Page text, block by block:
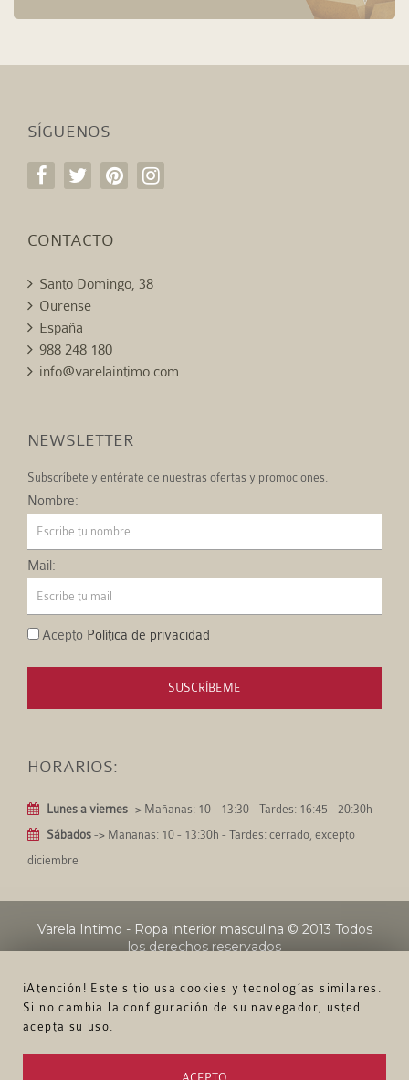
¡Atención! Este sitio usa cookies y tecnologías similares.
Si no cambia la configuración de su navegador, usted
acepta su uso.
SÍGUENOS
CONTACTO
Santo Domingo, 38
Ourense
España
988 248 180
info@varelaintimo.com
NEWSLETTER
Subscríbete y entérate de nuestras ofertas y promociones.
Nombre:
Mail:
Acepto Política de privacidad
SUSCRÍBEME
HORARIOS:
Lunes a viernes -> Mañanas: 10 - 13:30 - Tardes: 16:45 - 20:30h
Sábados -> Mañanas: 10 - 13:30h - Tardes: cerrado, excepto
diciembre
Varela Intimo - Ropa interior masculina © 2013 Todos
los derechos reservados